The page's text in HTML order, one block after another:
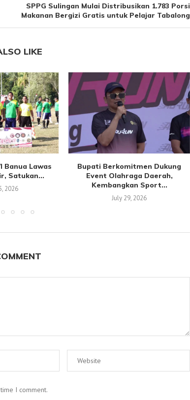
SPPG Sulingan Mulai Distribusikan 1.783 Porsi
Makanan Bergizi Gratis untuk Pelajar Tabalong
LIKE
Banua Lawas
Satukan...
2026
Bupati Berkomitmen Dukung
Event Olahraga Daerah,
Kembangkan Sport...
July 29, 2026
I comment.